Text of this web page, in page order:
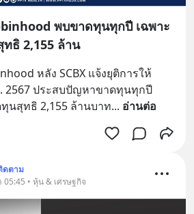
พบขาดทุนทุกปี เฉพาะ
ธิ 2,155 ล้าน
หลัง SCBX แจ้งยุติการให้
2567 ประสบปัญหาขาดทุนทุกปี
นสุทธิ 2,155 ล้านบาท... อ่านต่อ
ดตาม
05:45 • หุ้น & เศรษฐกิจ